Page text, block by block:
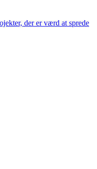
der er værd at sprede